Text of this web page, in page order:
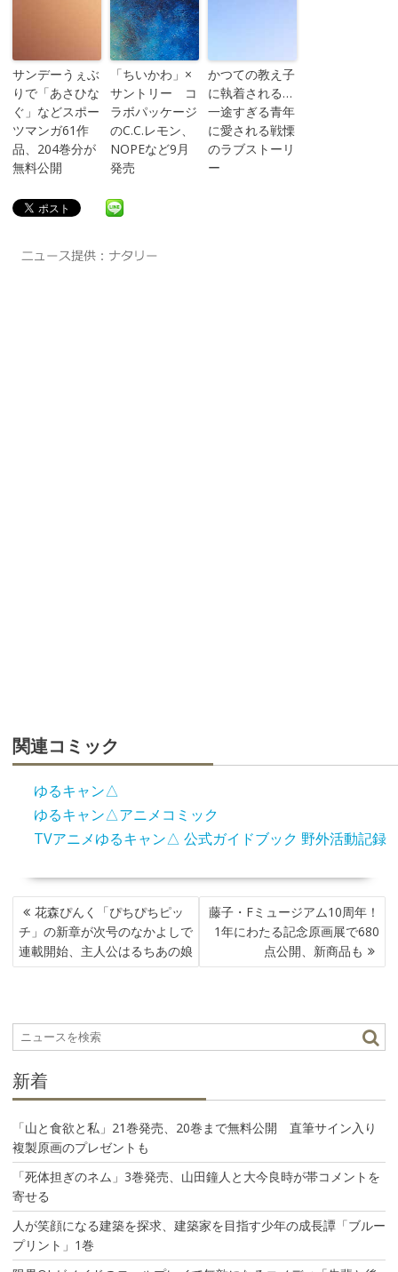
サンデーうぇぶ
りで「あさひな
ぐ」などスポー
ツマンガ61作
品、204巻分が
無料公開
「ちいかわ」×
サントリー コ
ラボパッケージ
のC.C.レモン、
NOPEなど9月
発売
かつての教え子
に執着される…
一途すぎる青年
に愛される戦慄
のラブストーリ
ー
関連コミック
ゆるキャン△
ゆるキャン△アニメコミック
TVアニメゆるキャン△ 公式ガイドブック 野外活動記録
投
稿
ナ
ビ
シ
ョ
花森ぴんく「ぴちぴちピッ
チ」の新章が次号のなかよしで
連載開始、主人公はるちあの娘
藤子・Fミュージアム10周年！
1年にわたる記念原画展で680
点公開、新商品も
新着
「山と食欲と私」21巻発売、20巻まで無料公開 直筆サイン入り
複製原画のプレゼントも
「死体担ぎのネム」3巻発売、山田鐘人と大今良時が帯コメントを
寄せる
人が笑顔になる建築を探求、建築家を目指す少年の成長譚「ブルー
プリント」1巻